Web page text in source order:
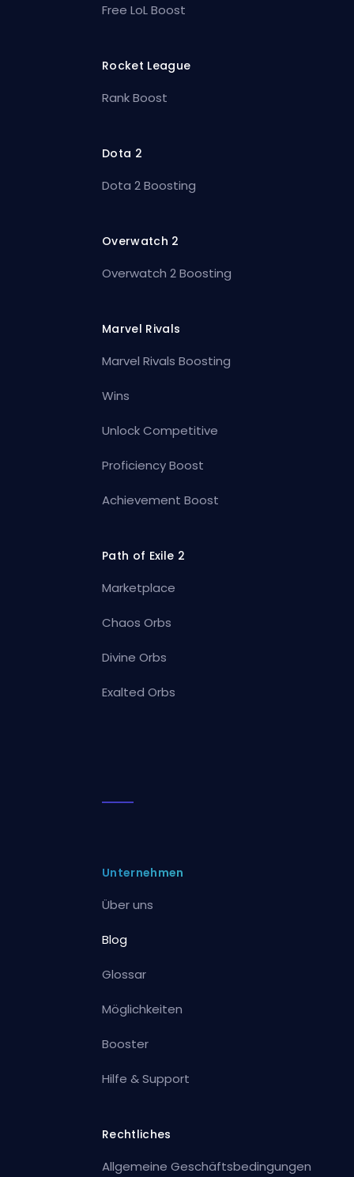
Free LoL Boost
Rocket League
Rank Boost
Dota 2
Dota 2 Boosting
Overwatch 2
Overwatch 2 Boosting
Marvel Rivals
Marvel Rivals Boosting
Wins
Unlock Competitive
Proficiency Boost
Achievement Boost
Path of Exile 2
Marketplace
Chaos Orbs
Divine Orbs
Exalted Orbs
Unternehmen
Über uns
Blog
Glossar
Möglichkeiten
Booster
Hilfe & Support
Rechtliches
Allgemeine Geschäftsbedingungen